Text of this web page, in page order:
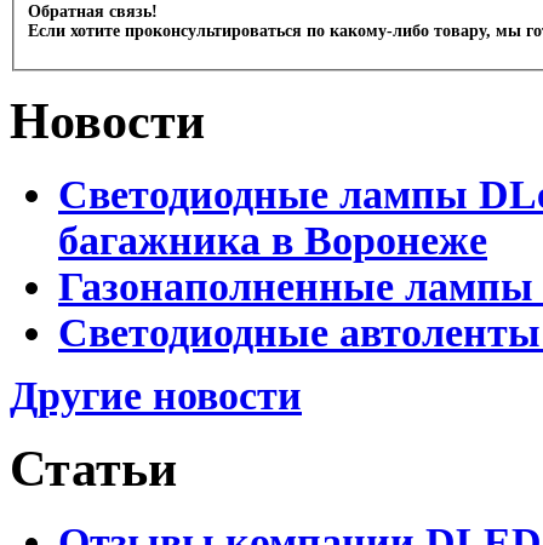
Обратная связь!
Если хотите проконсультироваться по какому-либо товару, мы
Новости
Светодиодные лампы
багажника в Воронеже
Газонаполненные
Светодиодные
Другие новости
Статьи